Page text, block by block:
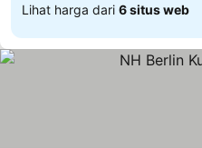
Lihat harga dari 6 situs web